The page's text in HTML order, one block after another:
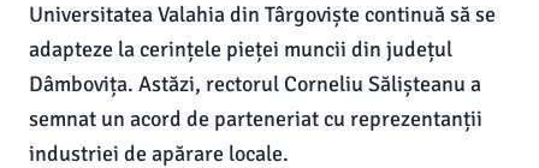
Universitatea Valahia din Târgoviște continuă să se
adapteze la cerințele pieței muncii din județul
Dâmbovița. Astăzi, rectorul Corneliu Sălișteanu a
semnat un acord de parteneriat cu reprezentanții
industriei de apărare locale.